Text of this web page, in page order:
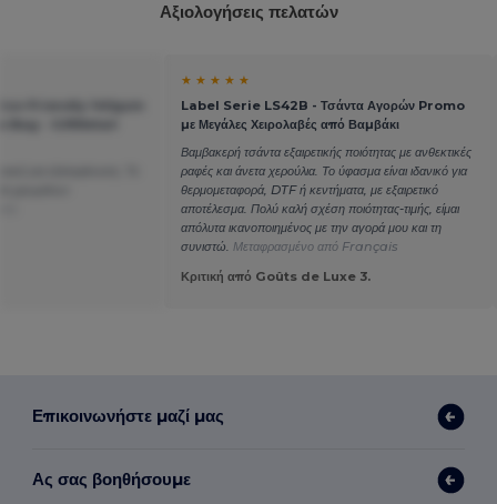
Αξιολογήσεις πελατών
★ ★ ★ ★ ★
Label Serie LS42B - Τσάντα Αγορών Promo
με Μεγάλες Χειρολαβές από Βαμβάκι
Βαμβακερή τσάντα εξαιρετικής ποιότητας με ανθεκτικές
ραφές και άνετα χερούλια. Το ύφασμα είναι ιδανικό για
θερμομεταφορά, DTF ή κεντήματα, με εξαιρετικό
αποτέλεσμα. Πολύ καλή σχέση ποιότητας-τιμής, είμαι
απόλυτα ικανοποιημένος με την αγορά μου και τη
συνιστώ. Μεταφρασμένο από Français
Κριτική από Goûts de Luxe 3.
Επικοινωνήστε μαζί μας
Ας σας βοηθήσουμε